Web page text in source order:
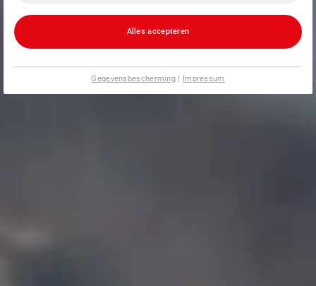
Alles accepteren
Gegevensbescherming | Impressum